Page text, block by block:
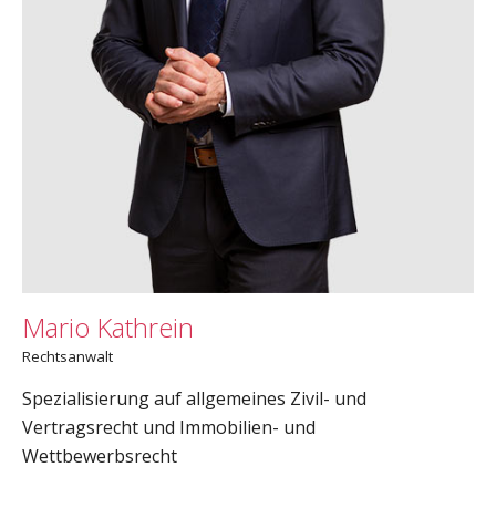
Mario Kathrein
Rechtsanwalt
Spezialisierung auf allgemeines Zivil- und
Vertragsrecht und Immobilien- und
Wettbewerbsrecht